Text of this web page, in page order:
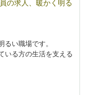
の求人、暖かく明る
い職場です。
いる方の生活を支える